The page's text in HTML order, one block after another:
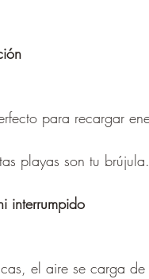
para recargar
playas son tu brújula.
interrumpido
el aire se carga de